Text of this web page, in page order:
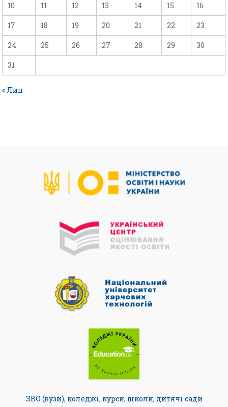
10 11 12 13 14 15 16
17 18 19 20 21 22 23
24 25 26 27 28 29 30
31
« Лип
ЗВО (вузи), коледжі, курси, школи, дитячі сади